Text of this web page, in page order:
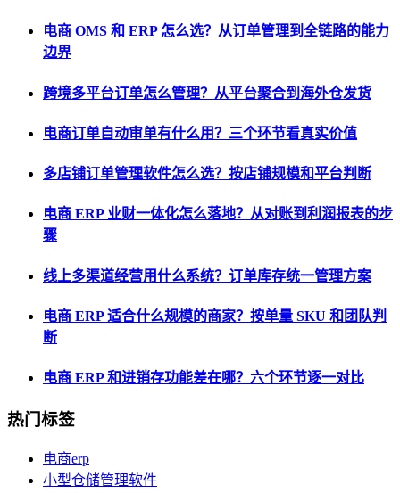
电商 OMS 和 ERP 怎么选？从订单管理到全链路的能力
边界
跨境多平台订单怎么管理？从平台聚合到海外仓发货
电商订单自动审单有什么用？三个环节看真实价值
多店铺订单管理软件怎么选？按店铺规模和平台判断
电商 ERP 业财一体化怎么落地？从对账到利润报表的步
骤
线上多渠道经营用什么系统？订单库存统一管理方案
电商 ERP 适合什么规模的商家？按单量 SKU 和团队判
断
电商 ERP 和进销存功能差在哪？六个环节逐一对比
热门标签
电商erp
小型仓储管理软件